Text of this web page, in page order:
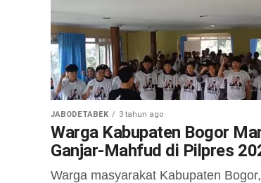
JABODETABEK 3 tahun ago
Warga Kabupaten Bogor
Ganjar-Mahfud di Pilpres
Warga masyarakat Kabupaten